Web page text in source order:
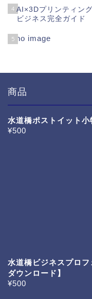
4 AI×3Dプリンティン
ビジネス完全ガイド
5
商品
水道橋ポストイット小
¥500
水道橋ビジネスプロ
ダウンロード】
¥500